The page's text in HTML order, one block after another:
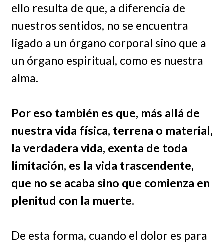
ello resulta de que, a diferencia de
nuestros sentidos, no se encuentra
ligado a un órgano corporal sino que a
un órgano espiritual, como es nuestra
alma.
Por eso también es que, más allá de
nuestra vida física, terrena o material,
la verdadera vida, exenta de toda
limitación, es la vida trascendente,
que no se acaba sino que comienza en
plenitud con la muerte.
De esta forma, cuando el dolor es para